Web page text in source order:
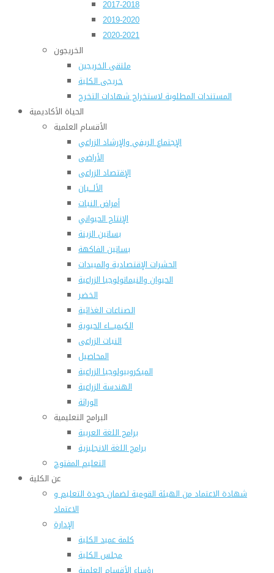
2017-2018
2019-2020
2020-2021
الخريجون
ملتقى الخريجين
خريجى الكلية
المستندات المطلوبة لاستخراج شهادات التخرج
الحياة الأكاديمية
الأقسام العلمية
الإجتماع الريفي والإرشاد الزراعي
الأراضى
الإقتصاد الزراعى
الألـــبان
أمراض النبات
الإنتاج الحيواني
بساتين الزينة
بساتين الفاكهة
الحشرات الإقتصادية والمبيدات
الحيوان والنيماتولوجيا الزراعية
الخضر
الصناعات الغذائية
الكيميـــاء الحيوية
النبات الزراعى
المحاصيل
الميكروبيولوجيا الزراعية
الهندسة الزراعية
الوراثة
البرامج التعليمية
برامج اللغة العربية
برامج اللغة الانجليزية
التعليم المفتوح
عن الكلية
شهادة الاعتماد من الهيئة القومية لضمان جودة التعليم و
الاعتماد
الإدارة
كلمة عميد الكلية
مجلس الكلية